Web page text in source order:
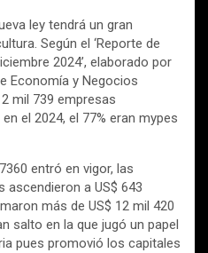
ley tendrá un gran
Según el ‘Reporte de
2024’, elaborado por
Economía y Negocios
mil 739 empresas
el 2024, el 77% eran mypes
entró en vigor, las
ascendieron a US$ 643
más de US$ 12 mil 420
salto en la que jugó un papel
pues promovió los capitales